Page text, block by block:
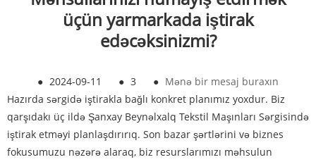
üçün yarmarkada iştirak
edəcəksinizmi?
● 2024-09-11 ● 3 ● Mənə bir mesaj buraxın
Hazırda sərgidə iştirakla bağlı konkret planımız yoxdur. Biz
qarşıdakı üç ildə Şanxay Beynəlxalq Tekstil Maşınları Sərgisində
iştirak etməyi planlaşdırırıq. Son bazar şərtlərini və biznes
fokusumuzu nəzərə alaraq, biz resurslarımızı məhsulun